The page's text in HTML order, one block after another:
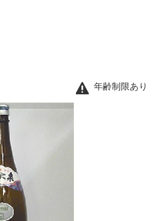
年齢制限あり